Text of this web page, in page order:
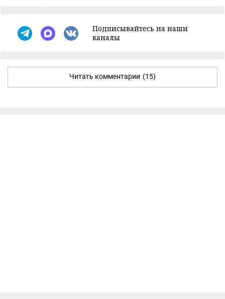
Подписывайтесь на наши
каналы
Читать комментарии (15)